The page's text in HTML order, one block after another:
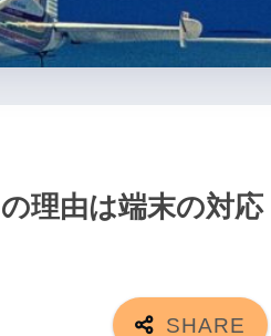
理由は端末の対応